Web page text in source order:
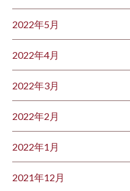
2022年5月
2022年4月
2022年3月
2022年2月
2022年1月
2021年12月